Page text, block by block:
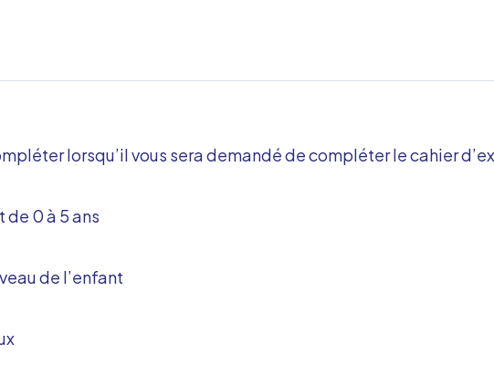
lorsqu’il vous sera demandé de compléter le cahier
0 à 5 ans
de l’enfant